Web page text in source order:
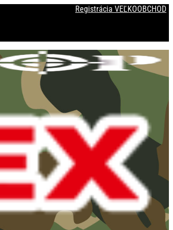
Registrácia VEĽKOOBCHOD